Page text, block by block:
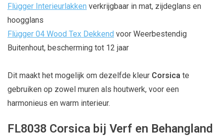
Flügger Interieurlakken verkrijgbaar in mat, zijdeglans en
hoogglans
Flügger 04 Wood Tex Dekkend voor Weerbestendig
Buitenhout, bescherming tot 12 jaar
Dit maakt het mogelijk om dezelfde kleur Corsica te
gebruiken op zowel muren als houtwerk, voor een
harmonieus en warm interieur.
FL8038 Corsica bij Verf en Behangland